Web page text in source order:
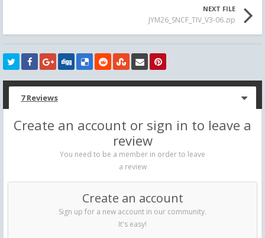
NEXT FILE
JYM26_SNCF_TIV_V3-06.zip
7 Reviews
Create an account or sign in to leave a
review
You need to be a member in order to leave
a review
Create an account
Sign up for a new account in our community.
It's easy!